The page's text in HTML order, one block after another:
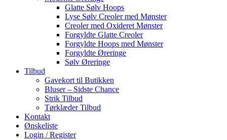
Glatte Sølv Hoops
Lyse Sølv Creoler med Mønster
Creoler med Oxideret Mønster
Forgyldte Glatte Creoler
Forgyldte Hoops med Mønster
Forgyldte Øreringe
Sølv Øreringe
Tilbud
Gavekort til Butikken
Bluser – Sidste Chance
Strik Tilbud
Tørklæder Tilbud
Kontakt
Ønskeliste
Login / Register